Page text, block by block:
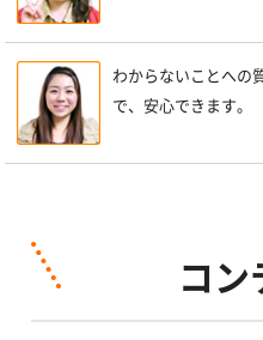
わからないことへの
で、安心できます。
コン